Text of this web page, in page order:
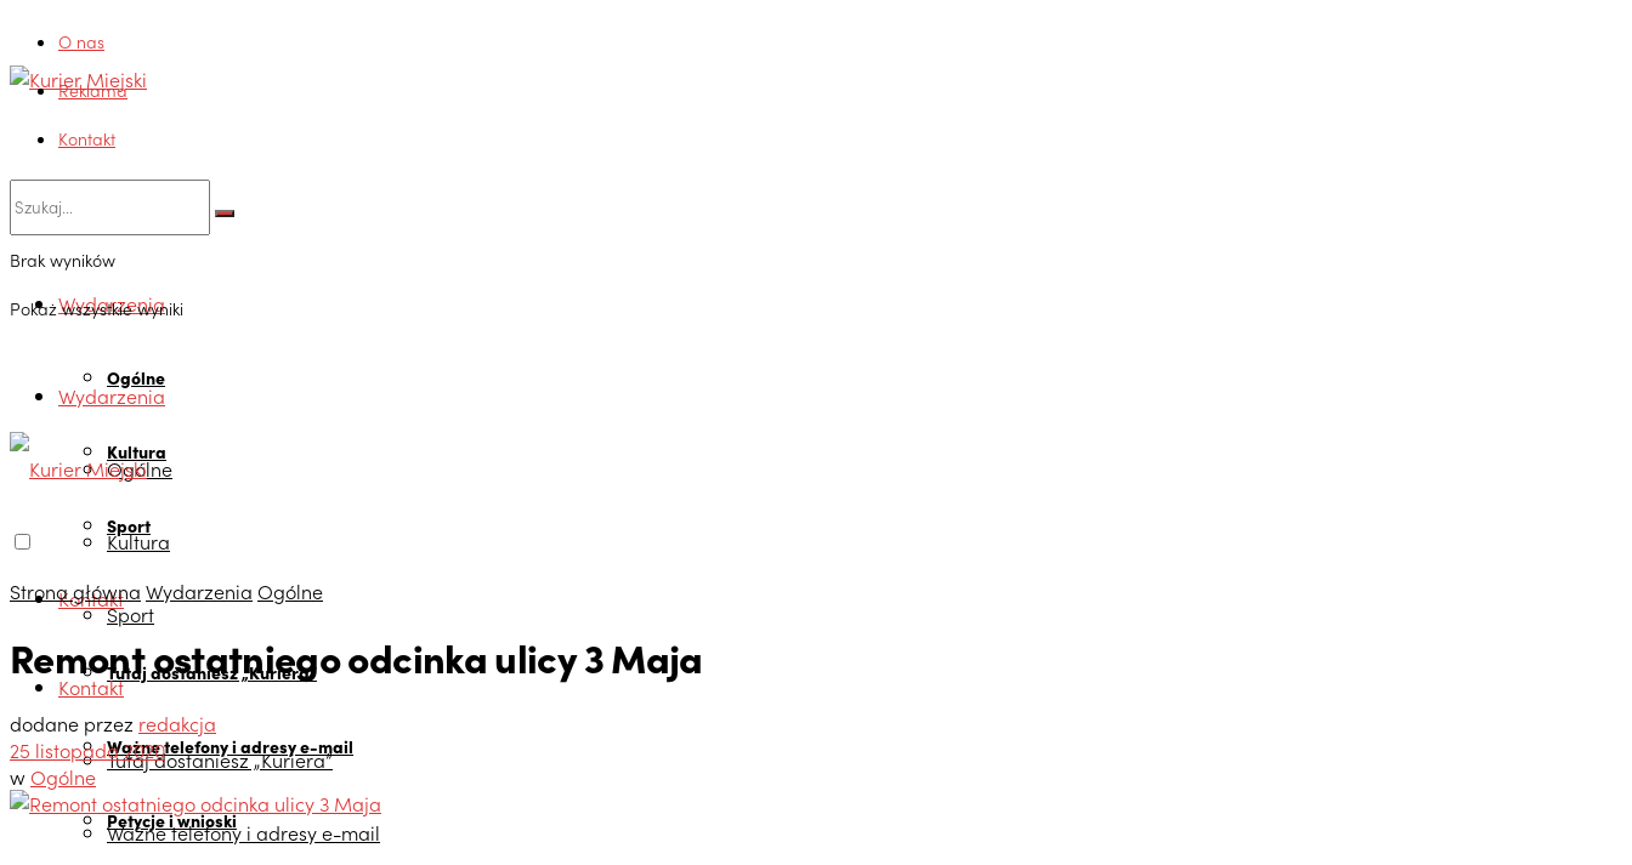
O nas
Reklama
Kontakt
Brak wyników
Pokaż wszystkie wyniki
Wydarzenia
Ogólne
Kultura
Sport
Kontakt
Tutaj dostaniesz „Kuriera”
Ważne telefony i adresy e-mail
Petycje i wnioski
Wydarzenia
Ogólne
Kultura
Sport
Kontakt
Tutaj dostaniesz „Kuriera”
Ważne telefony i adresy e-mail
Strona główna Wydarzenia Ogólne
Remont ostatniego odcinka ulicy 3 Maja
dodane przez redakcja
25 listopada 2020
wOgólne